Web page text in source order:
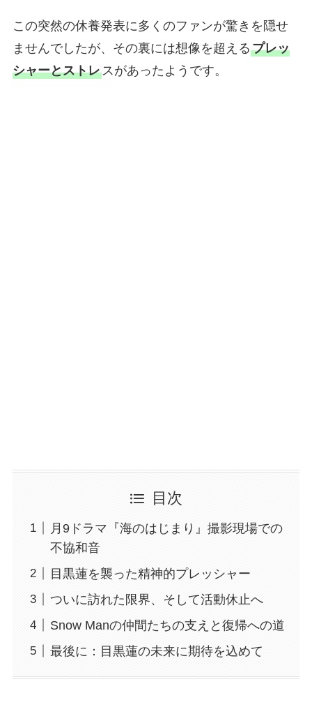
この突然の休養発表に多くのファンが驚きを隠せ
ませんでしたが、その裏には想像を超えるプレッ
シャーとストレスがあったようです。
目次
月9ドラマ『海のはじまり』撮影現場での
不協和音
目黒蓮を襲った精神的プレッシャー
ついに訪れた限界、そして活動休止へ
Snow Manの仲間たちの支えと復帰への道
最後に：目黒蓮の未来に期待を込めて